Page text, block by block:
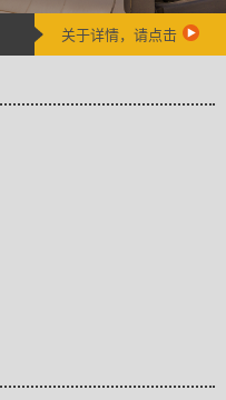
关于详情，请点击